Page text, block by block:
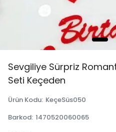
Sevgiliye Sürpriz
Seti Keçeden
Ürün Kodu: KeçeSüs050
Barkod: 1470520060065